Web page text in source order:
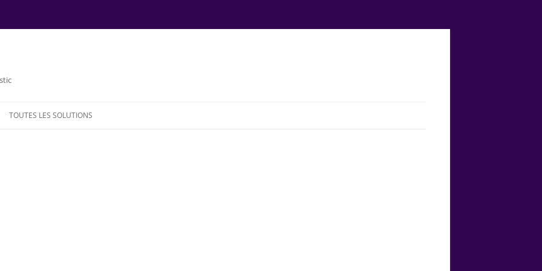
TOUTES LES SOLUTIONS